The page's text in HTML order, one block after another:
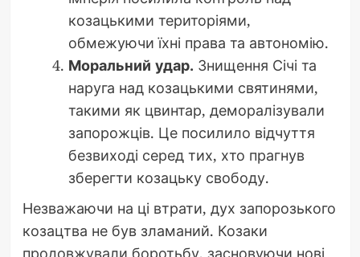
козацькими територіями,
обмежуючи їхні права та автономію.
Моральний удар. Знищення Січі та
наруга над козацькими святинями,
такими як цвинтар, деморалізували
запорожців. Це посилило відчуття
безвиході серед тих, хто прагнув
зберегти козацьку свободу.
Незважаючи на ці втрати, дух запорозького
козацтва не був зламаний. Козаки
продовжували боротьбу, засновуючи нові